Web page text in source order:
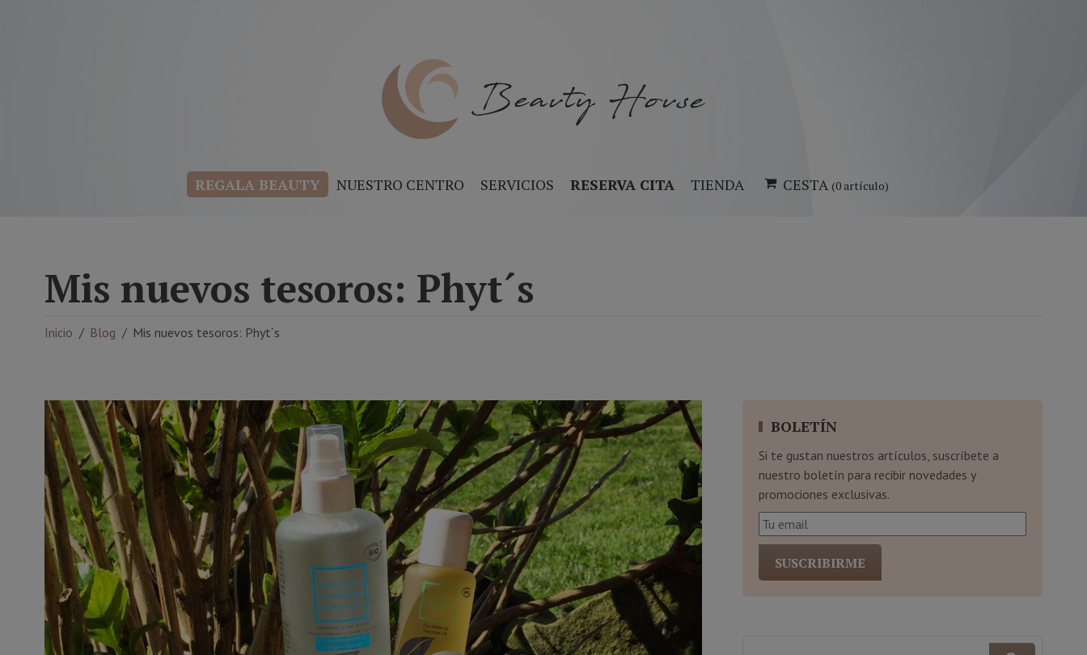
REGALA BEAUTY NUESTRO CENTRO SERVICIOS RESERVA CITA TIENDA CESTA (0 artículo)
Mis nuevos tesoros: Phyt´s
Inicio Blog Mis nuevos tesoros: Phyt´s
BOLETÍN
Si te gustan nuestros artículos, suscríbete a
nuestro boletín para recibir novedades y
promociones exclusivas.